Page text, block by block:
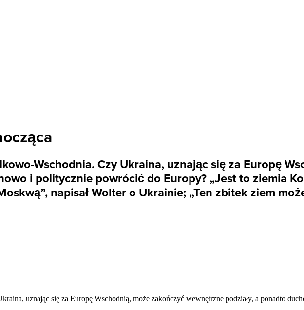
Wschodnia. Czy Ukraina, uznając się za Europę
i politycznie powrócić do Europy? „Jest to ziemia
napisał Wolter o Ukrainie; „Ten zbitek ziem
uznając się za Europę Wschodnią, może zakończyć wewnętrzne podziały, a ponadto